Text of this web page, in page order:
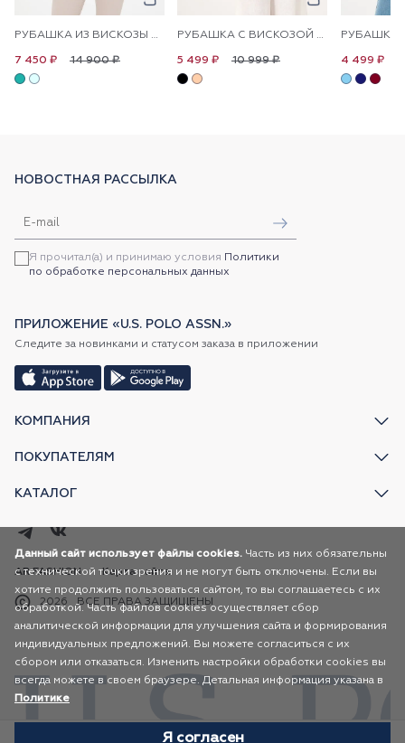
РУБАШКА ИЗ ВИСКОЗЫ ПРЯМОГО КРОЯ
14 900 ₽
7 450 ₽
РУБАШКА С ВИСКОЗОЙ СВОБОДНАЯ
10 999 ₽
5 499 ₽ 4 499 ₽
КОМПАНИЯ
ПОКУПАТЕЛЯМ
КАТАЛОГ
НОВОСТНАЯ РАССЫЛКА
Я прочитал(а) и принимаю условия Политики
по обработке персональных данных
ПРИЛОЖЕНИЕ «U.S. POLO ASSN.»
Следите за новинками и статусом заказа в приложении
2026 ВСЕ ПРАВА ЗАЩИЩЕНЫ
AR FASHION Карта сайта
Данный сайт использует файлы cookies. Часть из них обязательны
с технической точки зрения и не могут быть отключены. Если вы
хотите продолжить пользоваться сайтом, то вы соглашаетесь с их
обработкой. Часть файлов cookies осуществляет сбор
аналитической информации для улучшения сайта и формирования
индивидуальных предложений. Вы можете согласиться с их
сбором или отказаться. Изменить настройки обработки cookies вы
всегда можете в своем браузере. Детальная информация указана в
Политике
Я согласен